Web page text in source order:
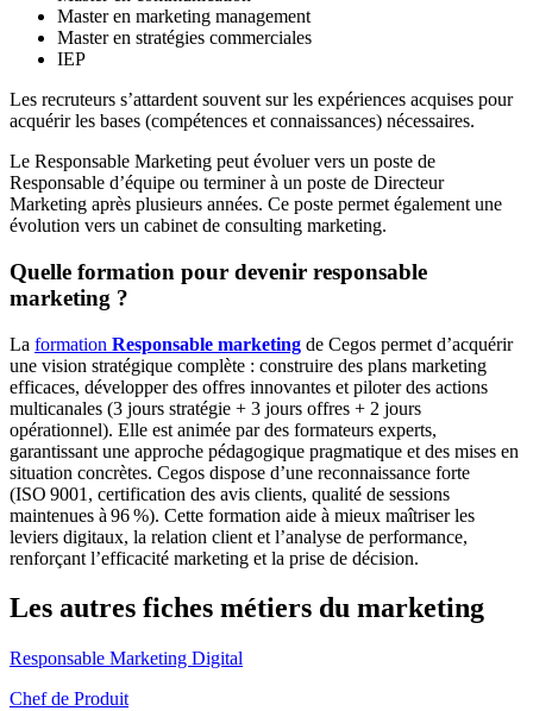
Master en marketing management
Master en stratégies commerciales
IEP
Les recruteurs s’attardent souvent sur les expériences acquises pour
acquérir les bases (compétences et connaissances) nécessaires.
Le Responsable Marketing peut évoluer vers un poste de
Responsable d’équipe ou terminer à un poste de Directeur
Marketing après plusieurs années. Ce poste permet également une
évolution vers un cabinet de consulting marketing.
Quelle formation pour devenir responsable
marketing ?
La formation Responsable marketing de Cegos permet d’acquérir
une vision stratégique complète : construire des plans marketing
efficaces, développer des offres innovantes et piloter des actions
multicanales (3 jours stratégie + 3 jours offres + 2 jours
opérationnel). Elle est animée par des formateurs experts,
garantissant une approche pédagogique pragmatique et des mises en
situation concrètes. Cegos dispose d’une reconnaissance forte
(ISO 9001, certification des avis clients, qualité de sessions
maintenues à 96 %). Cette formation aide à mieux maîtriser les
leviers digitaux, la relation client et l’analyse de performance,
renforçant l’efficacité marketing et la prise de décision.
Les autres fiches métiers du marketing
Responsable Marketing Digital
Chef de Produit